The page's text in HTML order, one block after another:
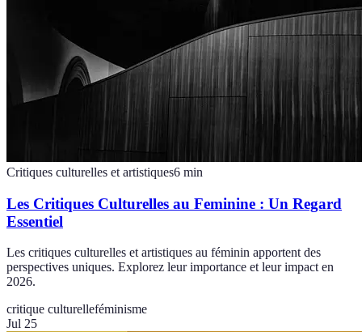
Critiques culturelles et artistiques6 min
Les Critiques Culturelles au Feminine : Un Regard
Essentiel
Les critiques culturelles et artistiques au féminin apportent des
perspectives uniques. Explorez leur importance et leur impact en
2026.
critique culturelleféminisme
Jul 25